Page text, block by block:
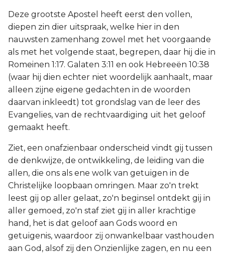
Deze grootste Apostel heeft eerst den vollen,
diepen zin dier uitspraak, welke hier in den
nauwsten zamenhang zowel met het voorgaande
als met het volgende staat, begrepen, daar hij die in
Romeinen 1:17. Galaten 3:11 en ook Hebreeën 10:38
(waar hij dien echter niet woordelijk aanhaalt, maar
alleen zijne eigene gedachten in de woorden
daarvan inkleedt) tot grondslag van de leer des
Evangelies, van de rechtvaardiging uit het geloof
gemaakt heeft.
Ziet, een onafzienbaar onderscheid vindt gij tussen
de denkwijze, de ontwikkeling, de leiding van die
allen, die ons als ene wolk van getuigen in de
Christelijke loopbaan omringen. Maar zo'n trekt
leest gij op aller gelaat, zo'n beginsel ontdekt gij in
aller gemoed, zo'n staf ziet gij in aller krachtige
hand, het is dat geloof aan Gods woord en
getuigenis, waardoor zij onwankelbaar vasthouden
aan God, alsof zij den Onzienlijke zagen, en nu een